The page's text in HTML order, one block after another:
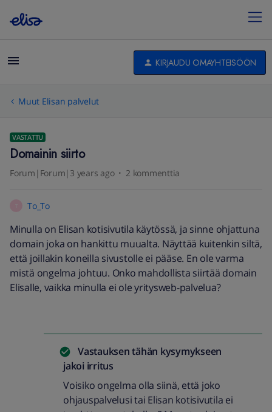
KIRJAUDU OMAYHTEISÖÖN
Muut Elisan palvelut
VASTATTU
Domainin siirto
Forum|Forum|3 years ago 2 kommenttia
To_To
Minulla on Elisan kotisivutila käytössä, ja sinne ohjattuna
domain joka on hankittu muualta. Näyttää kuitenkin siltä,
että joillakin koneilla sivustolle ei pääse. En ole varma
mistä ongelma johtuu. Onko mahdollista siirtää domain
Elisalle, vaikka minulla ei ole yritysweb-palvelua?
Vastauksen tähän kysymykseen
jakoi irritus
Voisiko ongelma olla siinä, että joko
ohjauspalvelusi tai Elisan kotisivutila ei